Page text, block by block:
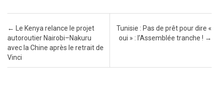
Post navigation
← Le Kenya relance le projet
autoroutier Nairobi–Nakuru
avec la Chine après le retrait de
Vinci
Tunisie : Pas de prêt pour dire «
oui » : l’Assemblée tranche ! →